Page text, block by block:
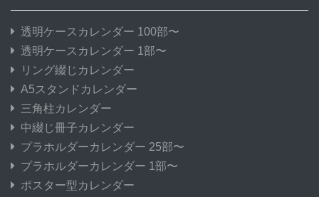
透明ケースカレンダー 100部〜
透明ケースカレンダー 1部〜
リング綴じカレンダー
A5スタンドカレンダー
三角柱カレンダー
中綴じ冊子カレンダー
プラホルダーカレンダー 25部〜
プラホルダーカレンダー 1部〜
ポスター型カレンダー